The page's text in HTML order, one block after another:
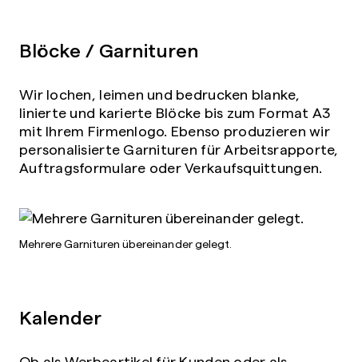
Blöcke / Garnituren
Wir lochen, leimen und bedrucken blanke,
linierte und karierte Blöcke bis zum Format A3
mit Ihrem Firmenlogo. Ebenso produzieren wir
personalisierte Garnituren für Arbeitsrapporte,
Auftragsformulare oder Verkaufsquittungen.
Mehrere Garnituren übereinander gelegt.
Kalender